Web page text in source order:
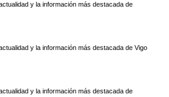
y la información más destacada de
y la información más destacada de Vigo
y la información más destacada de